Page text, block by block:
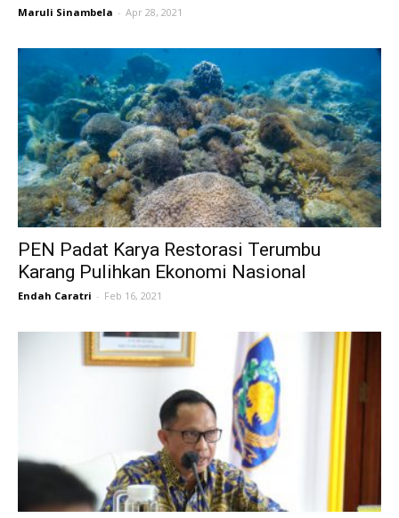
Maruli Sinambela - Apr 28, 2021
PEN Padat Karya Restorasi Terumbu
Karang Pulihkan Ekonomi Nasional
Endah Caratri - Feb 16, 2021